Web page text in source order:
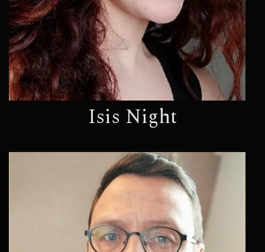
Isis Night